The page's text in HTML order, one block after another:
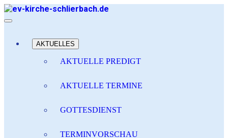
AKTUELLES
AKTUELLE PREDIGT
AKTUELLE TERMINE
GOTTESDIENST
TERMINVORSCHAU